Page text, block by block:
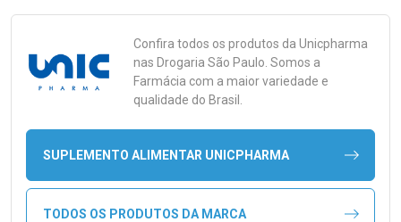
Confira todos os produtos da Unicpharma
nas Drogaria São Paulo. Somos a
Farmácia com a maior variedade e
qualidade do Brasil.
SUPLEMENTO ALIMENTAR UNICPHARMA
TODOS OS PRODUTOS DA MARCA